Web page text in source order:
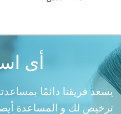
أى
يسعد فريقنا دائمًا
ترخيص لك و المساعدة